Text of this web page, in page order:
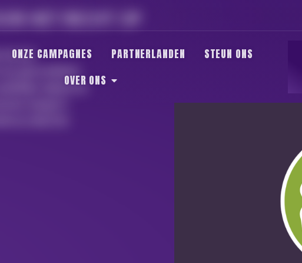
ONZE CAMPAGNES PARTNERLANDEN
STEUN ONS
OVER ONS
HET RECHT OP
het
gezondheid.
debat en